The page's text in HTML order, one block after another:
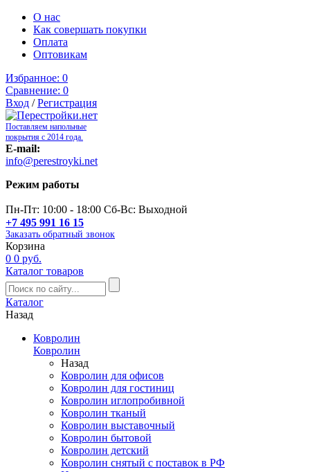
О нас
Как совершать покупки
Оплата
Оптовикам
Избранное: 0
Сравнение: 0
Вход /Регистрация
Поставляем напольные
покрытия с 2014 года.
E-mail:
info@perestroyki.net
Режим работы
Пн-Пт: 10:00 - 18:00 Сб-Вс: Выходной
+7 495 991 16 15
Заказать обратный звонок
Корзина
0 0 руб.
Каталог товаров
Каталог
Назад
Ковролин
Ковролин
Назад
Ковролин для офисов
Ковролин для гостиниц
Ковролин иглопробивной
Ковролин тканый
Ковролин выставочный
Ковролин бытовой
Ковролин детский
Ковролин снятый с поставок в РФ